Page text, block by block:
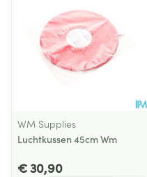
WM Supplies
Luchtkussen 45cm Wm
€ 30,90